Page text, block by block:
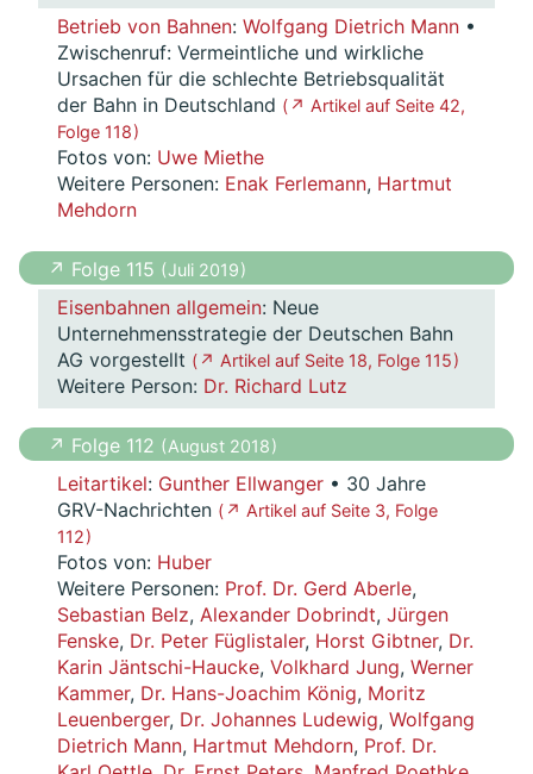
Betrieb von Bahnen: Wolfgang Dietrich Mann •
Zwischenruf: Vermeintliche und wirkliche
Ursachen für die schlechte Betriebsqualität
der Bahn in Deutschland ( ↗ Artikel auf Seite 42,
Folge 118 )
Fotos von: Uwe Miethe
Weitere Personen: Enak Ferlemann, Hartmut
Mehdorn
↗ Folge 115 ( Juli 2019 )
Eisenbahnen allgemein: Neue
Unternehmensstrategie der Deutschen Bahn
AG vorgestellt ( ↗ Artikel auf Seite 18, Folge 115 )
Weitere Person: Dr. Richard Lutz
↗ Folge 112 ( August 2018 )
Leitartikel: Gunther Ellwanger • 30 Jahre
GRV-Nachrichten ( ↗ Artikel auf Seite 3, Folge
112 )
Fotos von: Huber
Weitere Personen: Prof. Dr. Gerd Aberle,
Sebastian Belz, Alexander Dobrindt, Jürgen
Fenske, Dr. Peter Füglistaler, Horst Gibtner, Dr.
Karin Jäntschi-Haucke, Volkhard Jung, Werner
Kammer, Dr. Hans-Joachim König, Moritz
Leuenberger, Dr. Johannes Ludewig, Wolfgang
Dietrich Mann, Hartmut Mehdorn, Prof. Dr.